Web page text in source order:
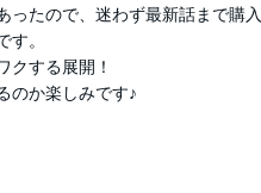
ったので、迷わず最新話まで購入
。
クする展開！
のか楽しみです♪